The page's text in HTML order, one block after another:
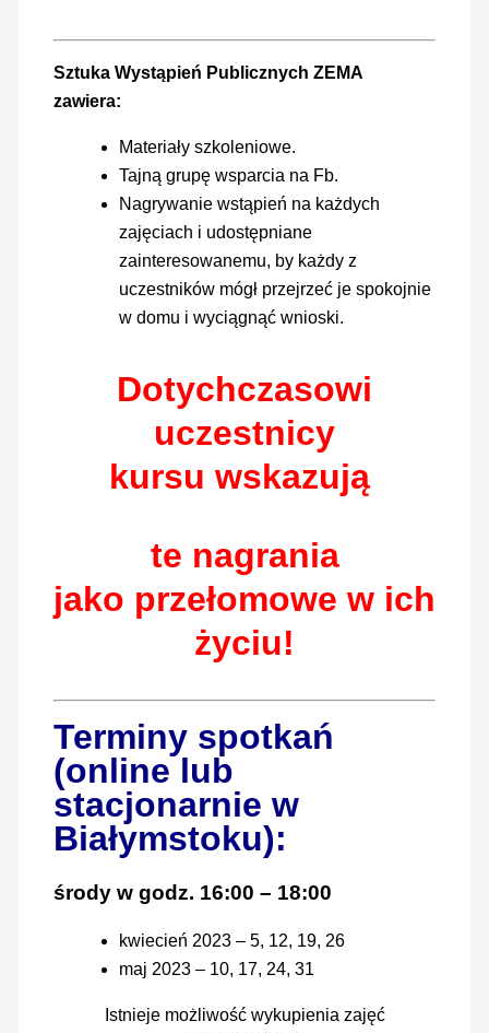
Sztuka Wystąpień Publicznych ZEMA
zawiera:
Materiały szkoleniowe.
Tajną grupę wsparcia na Fb.
Nagrywanie wstąpień na każdych
zajęciach i udostępniane
zainteresowanemu, by każdy z
uczestników mógł przejrzeć je spokojnie
w domu i wyciągnąć wnioski.
Dotychczasowi
uczestnicy
kursu wskazują
te nagrania
jako przełomowe w ich
życiu!
Terminy spotkań
(online lub
stacjonarnie w
Białymstoku):
środy w godz. 16:00 – 18:00
kwiecień 2023 – 5, 12, 19, 26
maj 2023 – 10, 17, 24, 31
Istnieje możliwość wykupienia zajęć